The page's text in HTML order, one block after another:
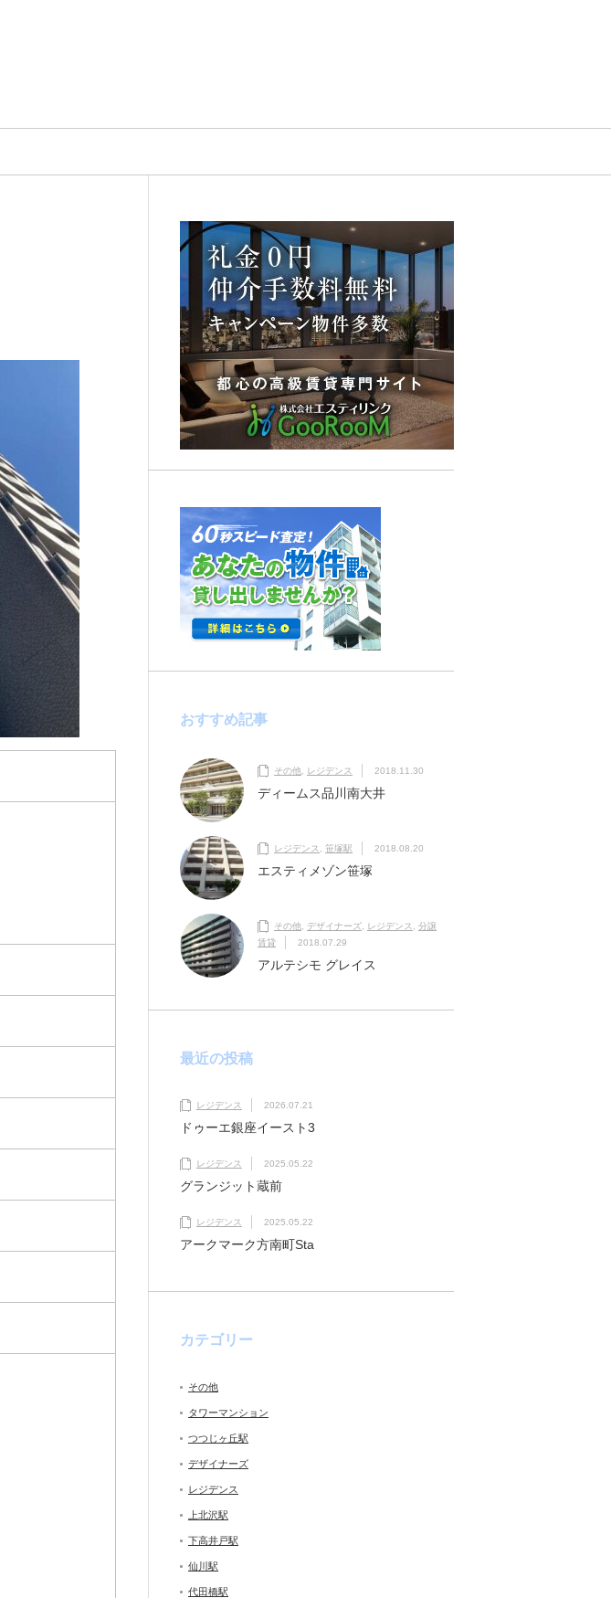
おすすめ記事
その他 レジデンス 2018.11.30
ディームス品川南大井
レジデンス 笹塚駅 2018.08.20
エスティメゾン笹塚
その他 デザイナーズ レジデンス
分譲
賃貸
2018.07.29
アルテシモ グレイス
最近の投稿
レジデンス 2026.07.21
ドゥーエ銀座イースト3
レジデンス 2025.05.22
グランジット蔵前
レジデンス 2025.05.22
アークマーク方南町Sta
カテゴリー
その他
タワーマンション
つつじヶ丘駅
デザイナーズ
レジデンス
上北沢駅
下高井戸駅
仙川駅
代田橋駅